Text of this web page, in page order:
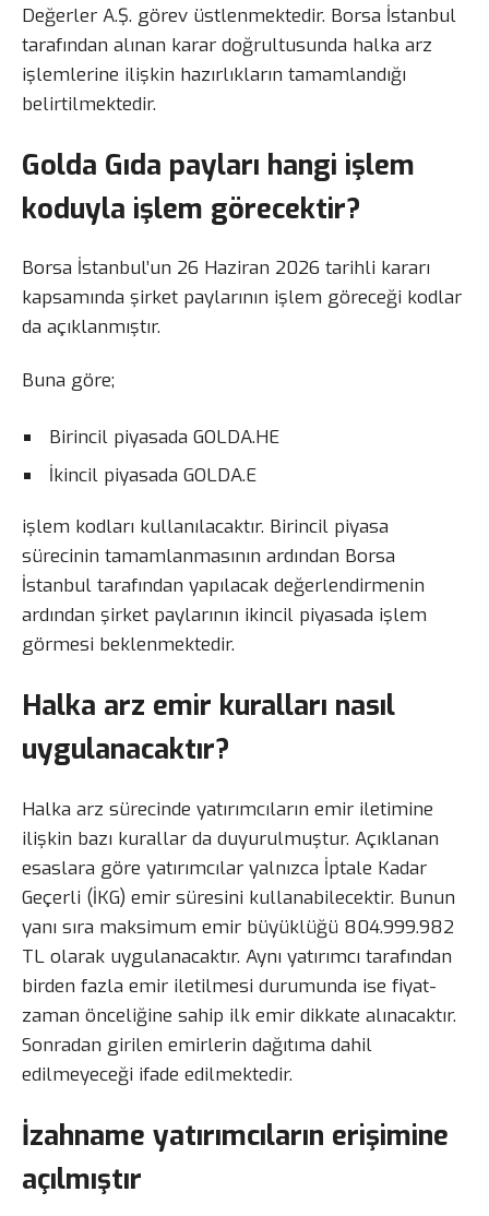
Değerler A.Ş. görev üstlenmektedir. Borsa İstanbul
tarafından alınan karar doğrultusunda halka arz
işlemlerine ilişkin hazırlıkların tamamlandığı
belirtilmektedir.
Golda Gıda payları hangi işlem
koduyla işlem görecektir?
Borsa İstanbul’un 26 Haziran 2026 tarihli kararı
kapsamında şirket paylarının işlem göreceği kodlar
da açıklanmıştır.
Buna göre;
Birincil piyasada GOLDA.HE
İkincil piyasada GOLDA.E
işlem kodları kullanılacaktır. Birincil piyasa
sürecinin tamamlanmasının ardından Borsa
İstanbul tarafından yapılacak değerlendirmenin
ardından şirket paylarının ikincil piyasada işlem
görmesi beklenmektedir.
Halka arz emir kuralları nasıl
uygulanacaktır?
Halka arz sürecinde yatırımcıların emir iletimine
ilişkin bazı kurallar da duyurulmuştur. Açıklanan
esaslara göre yatırımcılar yalnızca İptale Kadar
Geçerli (İKG) emir süresini kullanabilecektir. Bunun
yanı sıra maksimum emir büyüklüğü 804.999.982
TL olarak uygulanacaktır. Aynı yatırımcı tarafından
birden fazla emir iletilmesi durumunda ise fiyat-
zaman önceliğine sahip ilk emir dikkate alınacaktır.
Sonradan girilen emirlerin dağıtıma dahil
edilmeyeceği ifade edilmektedir.
İzahname yatırımcıların erişimine
açılmıştır